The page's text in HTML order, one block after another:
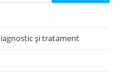
și tratament